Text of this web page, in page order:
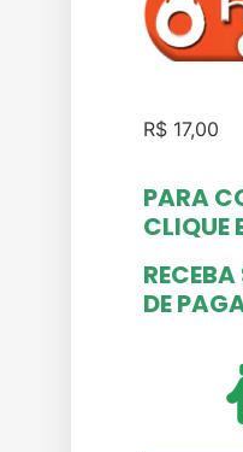
R$ 17,00
PARA
CLIQUE
DE